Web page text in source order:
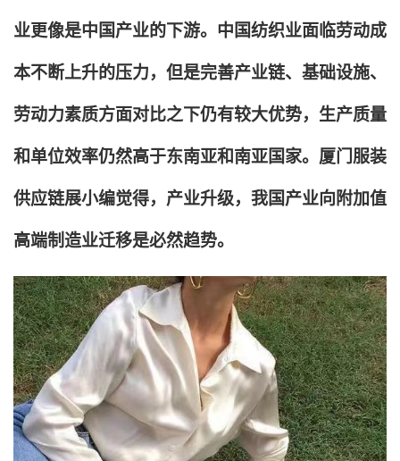
业更像是中国产业的下游。中国纺织业面临劳动成
本不断上升的压力，但是完善产业链、基础设施、
劳动力素质方面对比之下仍有较大优势，生产质量
和单位效率仍然高于东南亚和南亚国家。厦门服装
供应链展小编觉得，产业升级，我国产业向附加值
高端制造业迁移是必然趋势。